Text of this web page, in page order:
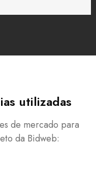
utilizadas
de mercado para
da Bidweb: